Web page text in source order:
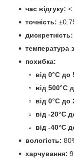
час відгуку: <
точність:
дискретність:
температура
похибка:
від 0°C до
від 500°C
від 0°C до
від -20°C
від -40°C
вологість:
харчування: